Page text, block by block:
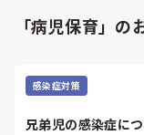
「病児保育」の
感染症対策
兄弟児の感染症に